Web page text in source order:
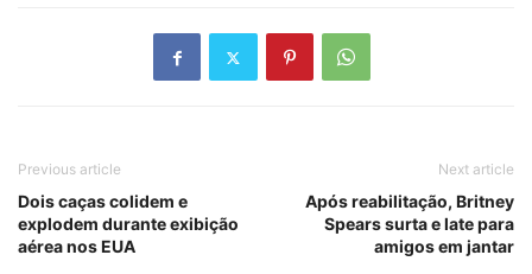
Previous article
Dois caças colidem e
explodem durante exibição
aérea nos EUA
Next article
Após reabilitação, Britney
Spears surta e late para
amigos em jantar